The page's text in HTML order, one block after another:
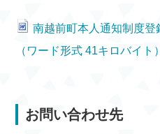
南越前町本人通知制度
（ワード形式 41キロバイト）
お問い合わせ先